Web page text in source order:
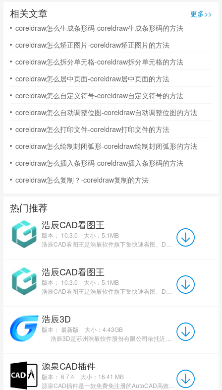
相关文章
更多>>
coreldraw怎么生成条形码-coreldraw生成条形码的方法
coreldraw怎么矫正图片-coreldraw矫正图片的方法
coreldraw怎么拆分单元格-coreldraw拆分单元格的方法
coreldraw怎么居中页面-coreldraw居中页面的方法
coreldraw怎么自定义符号-coreldraw自定义符号的方法
coreldraw怎么自动调整位图-coreldraw自动调整位图的方法
coreldraw怎么打印文件-coreldraw打印文件的方法
coreldraw怎么绘制封闭弧形-coreldraw绘制封闭弧形的方法
coreldraw怎么插入条形码-coreldraw插入条形码的方法
coreldraw怎么复制？-coreldraw复制的方法
热门推荐
浩辰CAD看图王
版本： 10.3.0
大小：5.1MB
浩辰CAD看图王
版本： 10.3.0
大小：5.1MB
浩辰3D
版本： 最新版
大小：4.43GB
源泉CAD插件
版本： 6.7.4
大小：16.41 MB